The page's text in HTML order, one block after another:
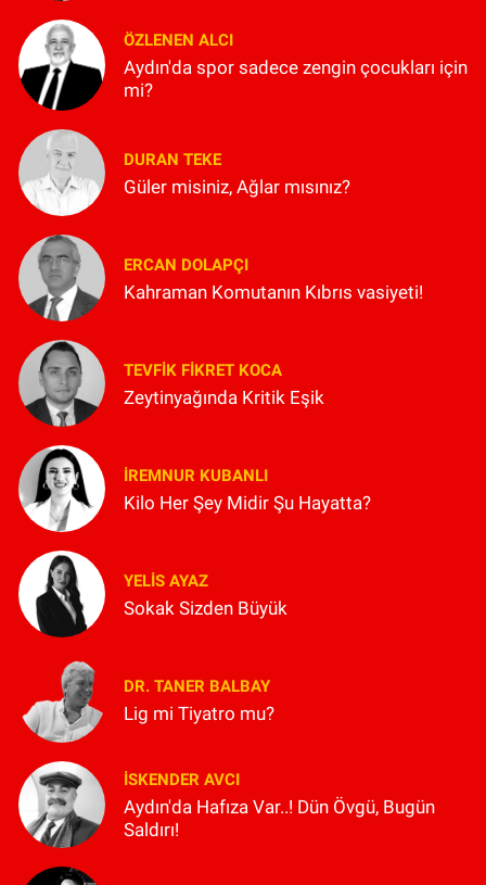
ÖZLENEN ALCI
Aydın'da spor sadece zengin çocukları için
mi?
DURAN TEKE
Güler misiniz, Ağlar mısınız?
ERCAN DOLAPÇI
Kahraman Komutanın Kıbrıs vasiyeti!
TEVFIK FIKRET KOCA
Zeytinyağında Kritik Eşik
İREMNUR KUBANLI
Kilo Her Şey Midir Şu Hayatta?
YELIS AYAZ
Sokak Sizden Büyük
DR. TANER BALBAY
Lig mi Tiyatro mu?
İSKENDER AVCI
Aydın'da Hafıza Var..! Dün Övgü, Bugün
Saldırı!